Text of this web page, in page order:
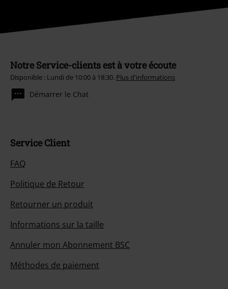
Notre Service-clients est à votre écoute
Disponible : Lundi de 10:00 à 18:30. Plus d'informations
Démarrer le Chat
Service Client
FAQ
Politique de Retour
Retourner un produit
Informations sur la taille
Annuler mon Abonnement BSC
Méthodes de paiement